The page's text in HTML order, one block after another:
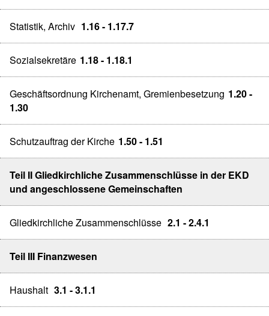
Statistik, Archiv 1.16 - 1.17.7
Sozialsekretäre 1.18 - 1.18.1
Geschäftsordnung Kirchenamt, Gremienbesetzung 1.20 -
1.30
Schutzauftrag der Kirche 1.50 - 1.51
Teil II Gliedkirchliche Zusammenschlüsse in der EKD
und angeschlossene Gemeinschaften
Gliedkirchliche Zusammenschlüsse 2.1 - 2.4.1
Teil III Finanzwesen
Haushalt 3.1 - 3.1.1